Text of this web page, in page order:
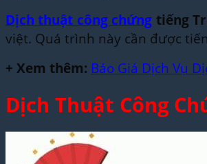
Dịch thuật công chứng tiếng
việt. Quá trình này cần được
+ Xem thêm: Báo Giá Dịch Vụ
Dịch Thuật Công